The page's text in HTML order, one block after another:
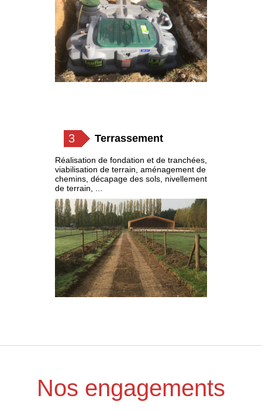
3 Terrassement
Réalisation de fondation et de tranchées,
viabilisation de terrain, aménagement de
chemins, décapage des sols, nivellement
de terrain, ...
Nos engagements